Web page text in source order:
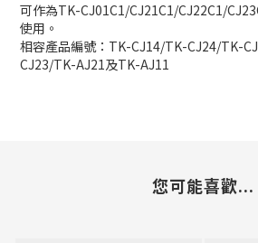
可作為TK-CJ01C1/CJ21C1/CJ22C1/
使用。
相容產品編號：TK-CJ14/TK-CJ24/TK-
CJ23/TK-AJ21及TK-AJ11
您可能喜歡...